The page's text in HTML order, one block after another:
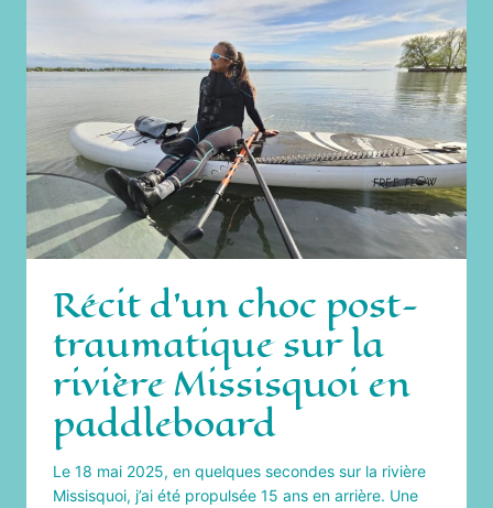
DE
HEURES
À
L’AÉROPORT
D’INCHEON
Récit d’un choc post-
traumatique sur la
rivière Missisquoi en
paddleboard
Le 18 mai 2025, en quelques secondes sur la rivière
Missisquoi, j’ai été propulsée 15 ans en arrière. Une